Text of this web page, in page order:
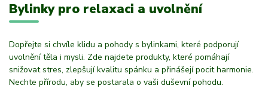
Bylinky pro relaxaci a uvolnění
Dopřejte si chvíle klidu a pohody s bylinkami, které podporují
uvolnění těla i mysli. Zde najdete produkty, které pomáhají
snižovat stres, zlepšují kvalitu spánku a přinášejí pocit harmonie.
Nechte přírodu, aby se postarala o vaši duševní pohodu.